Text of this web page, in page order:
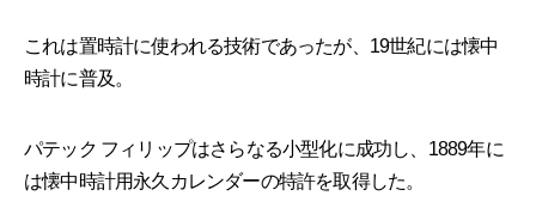
これは置時計に使われる技術であったが、19世紀には懐中
時計に普及。
パテック フィリップはさらなる小型化に成功し、1889年に
は懐中時計用永久カレンダーの特許を取得した。